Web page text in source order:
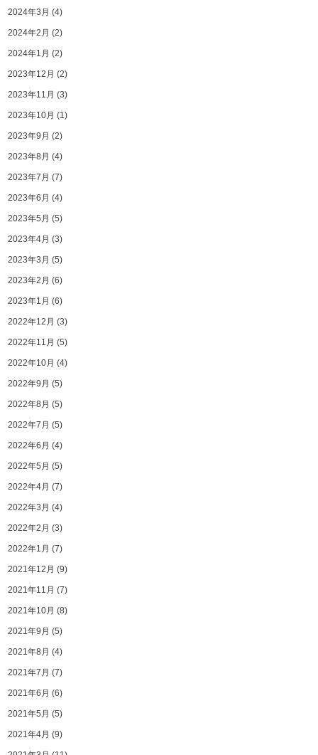
2024年3月 (4)
2024年2月 (2)
2024年1月 (2)
2023年12月 (2)
2023年11月 (3)
2023年10月 (1)
2023年9月 (2)
2023年8月 (4)
2023年7月 (7)
2023年6月 (4)
2023年5月 (5)
2023年4月 (3)
2023年3月 (5)
2023年2月 (6)
2023年1月 (6)
2022年12月 (3)
2022年11月 (5)
2022年10月 (4)
2022年9月 (5)
2022年8月 (5)
2022年7月 (5)
2022年6月 (4)
2022年5月 (5)
2022年4月 (7)
2022年3月 (4)
2022年2月 (3)
2022年1月 (7)
2021年12月 (9)
2021年11月 (7)
2021年10月 (8)
2021年9月 (5)
2021年8月 (4)
2021年7月 (7)
2021年6月 (6)
2021年5月 (5)
2021年4月 (9)